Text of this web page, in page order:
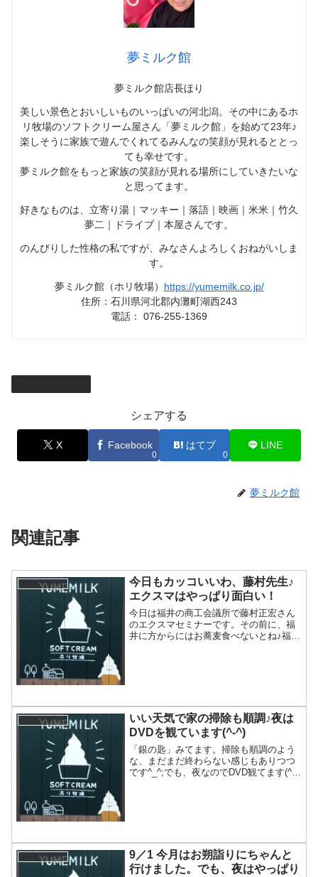
夢ミルク館
夢ミルク館店長ほり
美しい景色とおいしいものいっぱいの河北潟。その中にあるホ
リ牧場のソフトクリーム屋さん「夢ミルク館」を始めて23年♪
楽しそうに家族で遊んでくれてるみんなの笑顔が見れるととっ
ても幸せです。
夢ミルク館をもっと家族の笑顔が見れる場所にしていきたいな
と思ってます。
好きなものは、立寄り湯｜マッキー｜落語｜映画｜米米｜竹久
夢二｜ドライブ｜本屋さんです。
のんびりした性格の私ですが、みなさんよろしくおねがいしま
す。
夢ミルク館（ホリ牧場） https://yumemilk.co.jp/
住所：石川県河北郡内灘町湖西243
電話： 076-255-1369
シェアする
X Facebook
0
はてブ
0
LINE
夢ミルク館
関連記事
今日のできごと
今日もカッコいいわ、藤村先生♪
エクスマはやっぱり面白い！
今日は福井の商工会議所で藤村正宏さん
のエクスマセミナーです。その前に、福
井に方からにはお蕎麦食べないとね♪福井
今日のできごと
いい天気で家の掃除も順調♪夜は
DVDを観ています(^-^)
「銀の匙」みてます。掃除も順調のよう
な、まだまだ終わらない感じもありつつ
です^_^;でも、夜なのでDVD観てます(^^)
今日のできごと
9／1 今月はお朔詣りにちゃんと
行けました。でも、夜はやっぱり